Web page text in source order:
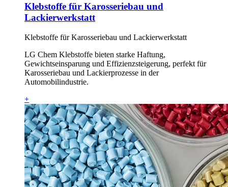
Klebstoffe für Karosseriebau und
Lackierwerkstatt
Klebstoffe für Karosseriebau und Lackierwerkstatt
LG Chem Klebstoffe bieten starke Haftung,
Gewichtseinsparung und Effizienzsteigerung, perfekt für
Karosseriebau und Lackierprozesse in der
Automobilindustrie.
+